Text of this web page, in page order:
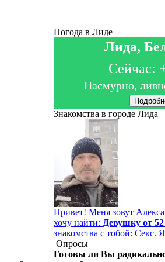
Погода в Лиде
Лида,
Сейчас:
Пасмурно,
Знакомства в городе Лида
Привет! Меня зовут
хочу найти: Девушку от 52
знакомства с тобой: Секс.
Опросы
Готовы ли Вы